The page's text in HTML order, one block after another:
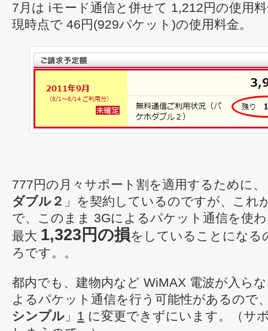
7月は iモード通信と併せて 1,212円の使用
現時点で 46円(929パケット)の使用料金。
777円の月々サポート割を適用するために、
ダブル２ 」を契約しているのですが、これ
で、このまま 3Gによるパケット通信を使
最大 1,323円の損をしていることになる
ろです。。
都内でも、建物内など WiMAX 電波が入ら
よるパケット通信を行う可能性があるので
シンプル 」 1 に変更できずにいます。（サ